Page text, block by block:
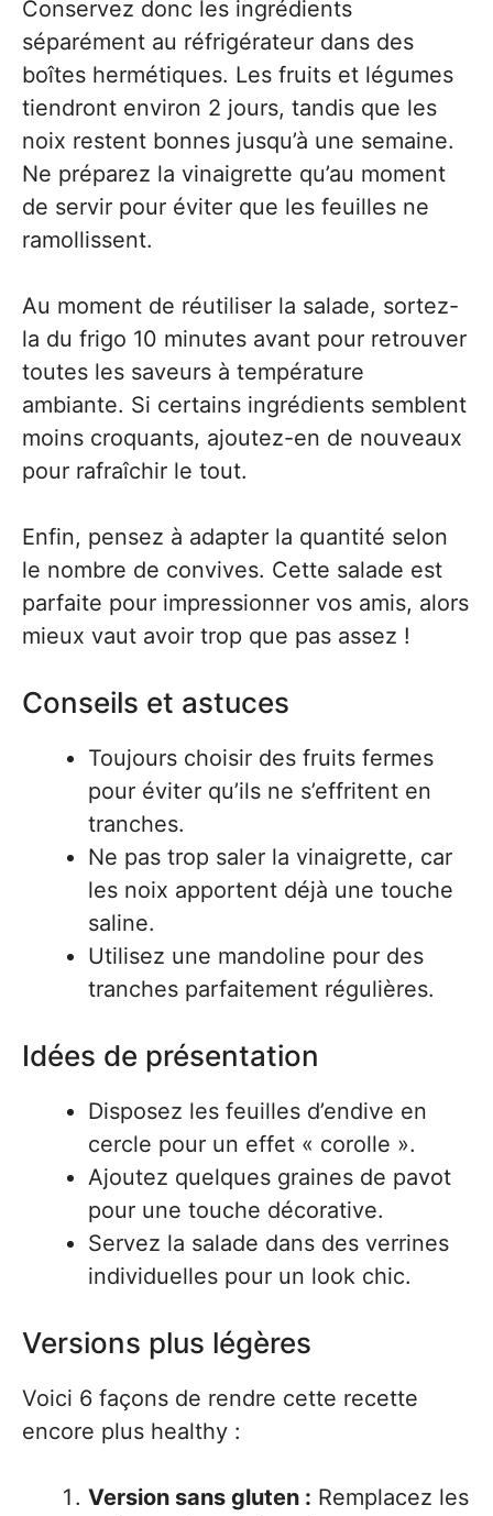
Conservez donc les ingrédients
séparément au réfrigérateur dans des
boîtes hermétiques. Les fruits et légumes
tiendront environ 2 jours, tandis que les
noix restent bonnes jusqu’à une semaine.
Ne préparez la vinaigrette qu’au moment
de servir pour éviter que les feuilles ne
ramollissent.
Au moment de réutiliser la salade, sortez-
la du frigo 10 minutes avant pour retrouver
toutes les saveurs à température
ambiante. Si certains ingrédients semblent
moins croquants, ajoutez-en de nouveaux
pour rafraîchir le tout.
Enfin, pensez à adapter la quantité selon
le nombre de convives. Cette salade est
parfaite pour impressionner vos amis, alors
mieux vaut avoir trop que pas assez !
Conseils et astuces
Toujours choisir des fruits fermes
pour éviter qu’ils ne s’effritent en
tranches.
Ne pas trop saler la vinaigrette, car
les noix apportent déjà une touche
saline.
Utilisez une mandoline pour des
tranches parfaitement régulières.
Idées de présentation
Disposez les feuilles d’endive en
cercle pour un effet « corolle ».
Ajoutez quelques graines de pavot
pour une touche décorative.
Servez la salade dans des verrines
individuelles pour un look chic.
Versions plus légères
Voici 6 façons de rendre cette recette
encore plus healthy :
Version sans gluten : Remplacez les